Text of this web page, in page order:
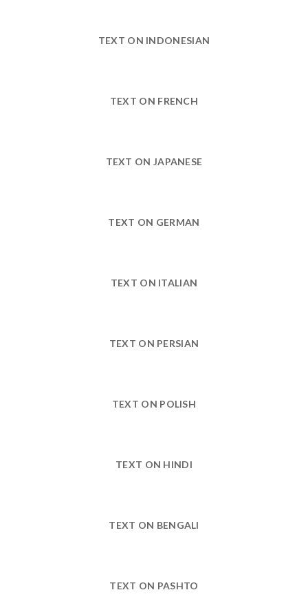
TEXT ON INDONESIAN
TEXT ON FRENCH
TEXT ON JAPANESE
TEXT ON GERMAN
TEXT ON ITALIAN
TEXT ON PERSIAN
TEXT ON POLISH
TEXT ON HINDI
TEXT ON BENGALI
TEXT ON PASHTO